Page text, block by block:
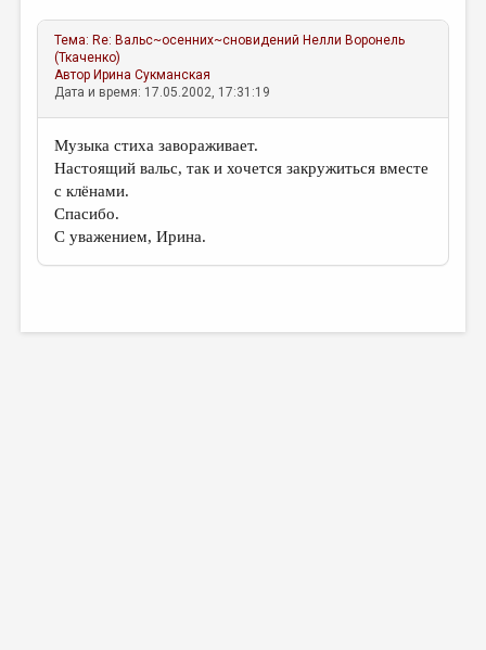
ВКОНТАКТЕ
Тема: Re: Вальс~осенних~сновидений Нелли Воронель
(Ткаченко)
Автор Ирина Сукманская
Дата и время: 17.05.2002, 17:31:19
Музыка стиха завораживает.
Настоящий вальс, так и хочется закружиться вместе
с клёнами.
Спасибо.
С уважением, Ирина.